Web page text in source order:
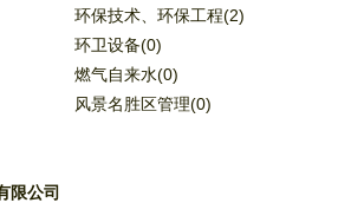
环保技术、环保工程(2)
环卫设备(0)
燃气自来水(0)
风景名胜区管理(0)
限公司